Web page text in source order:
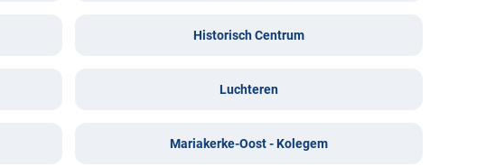
Historisch Centrum
Luchteren
Mariakerke-Oost - Kolegem